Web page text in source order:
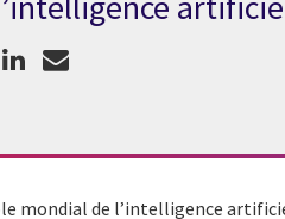
mondial de l’intelligence